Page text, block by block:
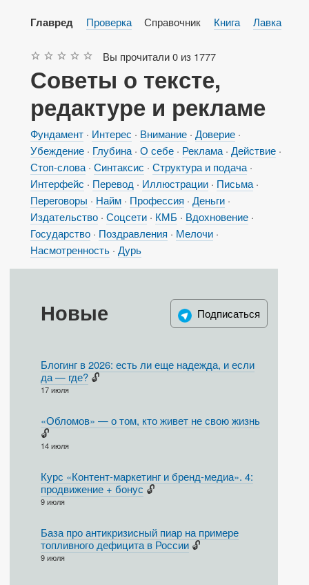
Главред Проверка Справочник Книга Лавка
Вы прочитали0 из 1777
Советы о тексте,
редактуре и рекламе
Фундамент Интерес Внимание Доверие
Убеждение
Глубина О себе Реклама Действие
Стоп-слова Синтаксис
Структура и подача
Интерфейс
Перевод Иллюстрации
Письма
Переговоры
Найм Профессия
Деньги
Издательство Соцсети КМБ
Вдохновение
Государство
Поздравления
Мелочи
Насмотренность Дурь
Новые Подписаться
Блогинг в 2026: есть ли еще надежда, и если
да — где?🔓
17 июля
«Обломов» — о том, кто живет не свою жизнь
🔓
14 июля
Курс «Контент-маркетинг и бренд-медиа». 4:
продвижение + бонус🔓
9 июля
База про антикризисный пиар на примере
топливного дефицита в России🔓
9 июля